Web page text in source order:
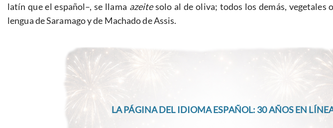
latín que el español–, se llama azeitesolo al de oliva; todos los demás, vegetales
lengua de Saramago y de Machado de Assis.
LA PÁGINA DEL IDIOMA ESPAÑOL: 30 AÑOS EN